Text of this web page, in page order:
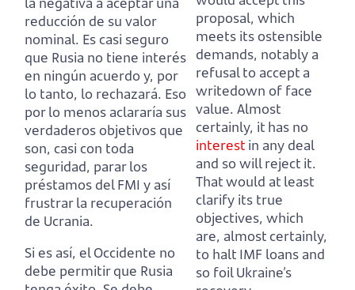
reducción de su valor
nominal. Es casi seguro
que Rusia no tiene interés
en ningún acuerdo y, por
lo tanto, lo rechazará. Eso
por lo menos aclararía sus
verdaderos objetivos que
son, casi con toda
seguridad, parar los
préstamos del FMI y así
frustrar la recuperación
de Ucrania.
Si es así, el Occidente no
debe permitir que Rusia
proposal, which
meets its ostensible
demands, notably a
refusal to accept a
writedown of face
value. Almost
certainly, it has no
interest in any deal
and so will reject it.
That would at least
clarify its true
objectives, which
are, almost certainly,
to halt IMF loans and
so foil Ukraine’s